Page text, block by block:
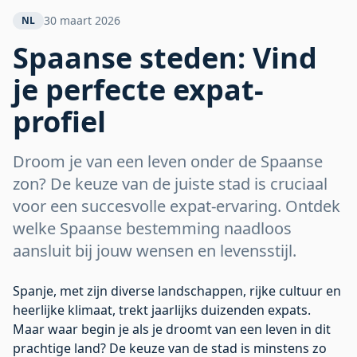
NL 30 maart 2026
Spaanse steden: Vind
je perfecte expat-
profiel
Droom je van een leven onder de Spaanse
zon? De keuze van de juiste stad is cruciaal
voor een succesvolle expat-ervaring. Ontdek
welke Spaanse bestemming naadloos
aansluit bij jouw wensen en levensstijl.
Spanje, met zijn diverse landschappen, rijke cultuur en
heerlijke klimaat, trekt jaarlijks duizenden expats.
Maar waar begin je als je droomt van een leven in dit
prachtige land? De keuze van de stad is minstens zo